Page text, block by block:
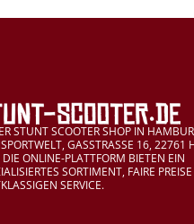
STUNT SCOOTER SHOP IN
GASSTRASSE 16, 22761
ONLINE-PLATTFORM BIETEN EIN
SORTIMENT, FAIRE
SERVICE.